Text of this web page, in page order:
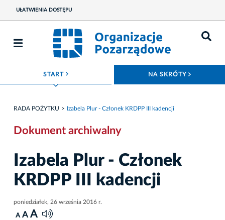
UŁATWIENIA DOSTĘPU
START ROZWIŃ MENU NA SKRÓTY
RADA POŻYTKU Izabela Plur - Członek KRDPP III kadencji
Dokument archiwalny
Izabela Plur - Członek
KRDPP III kadencji
poniedziałek, 26 września 2016 r.
A A A